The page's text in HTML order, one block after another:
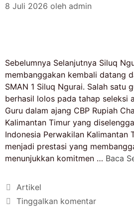
8 Juli 2026 oleh admin
Sebelumnya Selanjutnya Siluq
membanggakan kembali datang
SMAN 1 Siluq Ngurai. Salah satu
berhasil lolos pada tahap seleksi
Guru dalam ajang CBP Rupiah
Kalimantan Timur yang
Indonesia Perwakilan Kalimantan
menjadi prestasi yang
menunjukkan komitmen … Baca
Artikel
Tinggalkan komentar